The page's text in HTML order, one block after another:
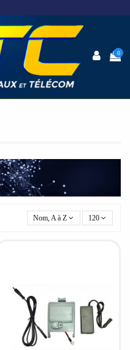
0
Nom, A à Z 120